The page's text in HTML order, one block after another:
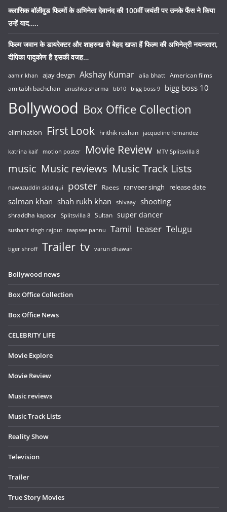
क्लासिक बॉलीवुड फिल्मों के अभिनेता देवानंद की 100वीं जयंती पर उनके फैंस ने किया
उन्हें याद…..
फिल्म जवान के डायरेक्टर और शाहरुख से बेहद खफा हैं फिल्म की अभिनेत्री नयनतारा,
दीपिका पादुकोण है इसकी वजह…
aamir khan ajay devgn Akshay Kumar alia bhatt American films
amitabh bachchan anushka sharma bb10 bigg boss 9 bigg boss 10
Bollywood Box Office Collection
elimination First Look hrithik roshan jacqueline fernandez
katrina kaif motion poster Movie Review MTV Splitsvilla 8
music Music reviews Music Track Lists
nawazuddin siddiqui poster Raees ranveer singh release date
salman khan shah rukh khan shivaay shooting
shraddha kapoor Splitsvilla 8 Sultan super dancer
sushant singh rajput taapsee pannu Tamil teaser Telugu
tiger shroff Trailer tv varun dhawan
Bollywood news
Box Office Collection
Box Office News
CELEBRITY LIFE
Movie Explore
Movie Review
Music reviews
Music Track Lists
Reality Show
Television
Trailer
True Story Movies